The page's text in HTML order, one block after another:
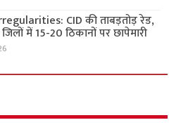
CID की ताबड़तोड़ रेड,
में 15-20 ठिकानों पर छापेमारी